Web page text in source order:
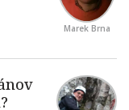
Marek Brna